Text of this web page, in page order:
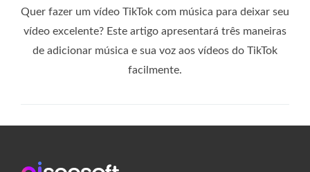
Quer fazer um vídeo TikTok com música para deixar seu
vídeo excelente? Este artigo apresentará três maneiras
de adicionar música e sua voz aos vídeos do TikTok
facilmente.